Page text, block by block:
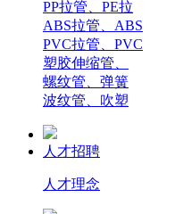
PP拉管、PE拉
ABS拉管、ABS
PVC拉管、PVC
塑胶伸缩管、
螺纹管、弹簧
波纹管、吹塑
人才招聘
人才理念